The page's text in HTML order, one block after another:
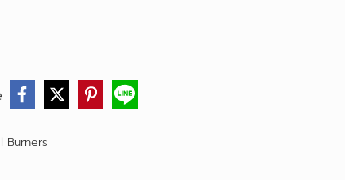
Burners